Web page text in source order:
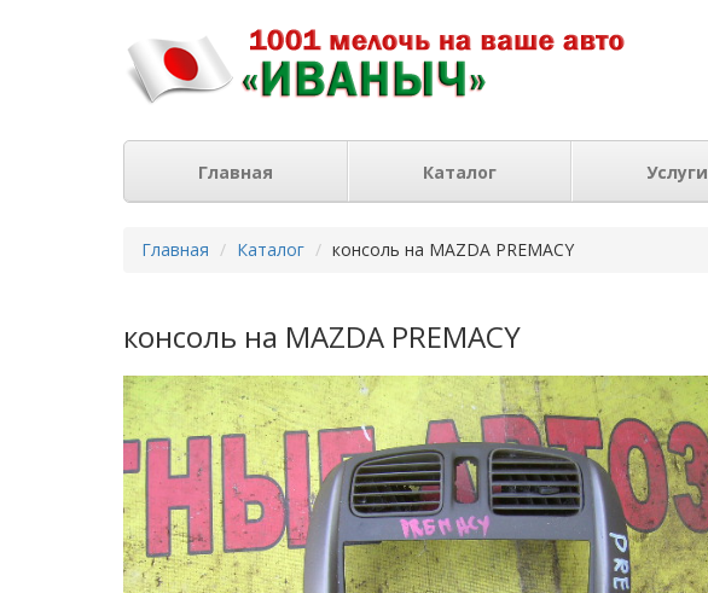
Главная Каталог Услуги
Главная Каталог консоль на MAZDA PREMACY
консоль на MAZDA PREMACY